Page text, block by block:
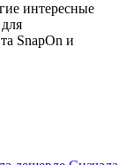
интересные
SnapOn и